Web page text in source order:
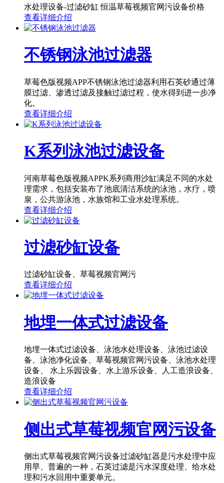
水处理设备-过滤砂缸 恒温草莓视频官网污设备价格
查看详细介绍
不锈钢泳池过滤器
草莓色版视频APP不锈钢泳池过滤器利用石英砂通过薄
膜过滤、渗透过滤及接触过滤过程，使水得到进一步净
化。
查看详细介绍
K系列泳池过滤设备
河南草莓色版视频APPK系列商用沙缸满足不同的水处
理需求，包括安装布了池底清洁系统的泳池，水疗，喷
泉，公共游泳池，水族馆和工业水处理系统。
查看详细介绍
过滤砂缸设备
过滤砂缸设备、草莓视频官网污
查看详细介绍
地埋一体式过滤设备
地埋一体式过滤设备、泳池水处理设备、泳池过滤设
备、泳池净化设备、草莓视频官网污设备、泳池水处理
设备、 水上乐园设备、水上游乐设备、人工造浪设备、
造浪设备
查看详细介绍
侧出式草莓视频官网污设备
侧出式草莓视频官网污设备过滤砂缸器是污水处理中应
用早、普遍的一种，石英过滤是污水深度处理、给水处
理和污水回用中重要单元。